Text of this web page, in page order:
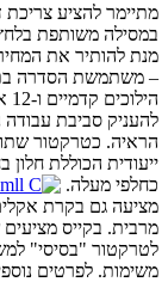
מתיימר להציע צריכת
במסילה משותפת
מנת להותיר את
להעניק סביבת עבודה
הראיה. כטרקטור
ייעודית הכוללת
כחלפי מעלה.
מציעה גם בקרת
מרבית. בקייס
לטרקטור "בסיסי"
משימות. לפרטים